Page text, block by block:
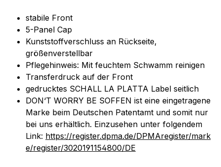
stabile Front
5-Panel Cap
Kunststoffverschluss an Rückseite,
größenverstellbar
Pflegehinweis: Mit feuchtem Schwamm reinigen
Transferdruck auf der Front
gedrucktes SCHALL LA PLATTA Label seitlich
DON‘T WORRY BE SOFFEN ist eine eingetragene
Marke beim Deutschen Patentamt und somit nur
bei uns erhältlich. Einzusehen unter folgendem
Link: https://register.dpma.de/DPMAregister/mark
e/register/3020191154800/DE